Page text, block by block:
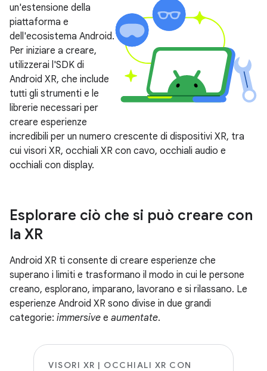
un'estensione della
piattaforma e
dell'ecosistema Android.
Per iniziare a creare,
utilizzerai l'SDK di
Android XR, che include
tutti gli strumenti e le
librerie necessari per
creare esperienze
incredibili per un numero crescente di dispositivi XR, tra
cui visori XR, occhiali XR con cavo, occhiali audio e
occhiali con display.
Esplorare ciò che si può creare con
la XR
Android XR ti consente di creare esperienze che
superano i limiti e trasformano il modo in cui le persone
creano, esplorano, imparano, lavorano e si rilassano. Le
esperienze Android XR sono divise in due grandi
categorie: immersive e aumentate.
VISORI XR | OCCHIALI XR CON